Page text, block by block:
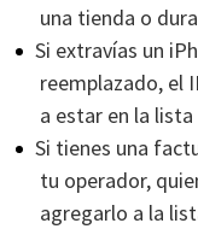
una tienda o
Si extravías un
reemplazado, el
a estar en la lista
Si tienes una
tu operador,
agregarlo a la